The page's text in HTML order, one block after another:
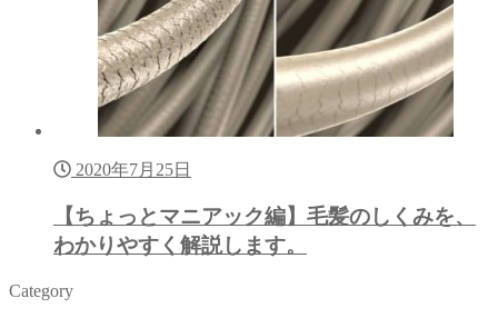
2020年7月25日
【ちょっとマニアック編】毛髪のしくみを、
わかりやすく解説します。
Category